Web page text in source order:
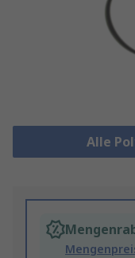
Alle